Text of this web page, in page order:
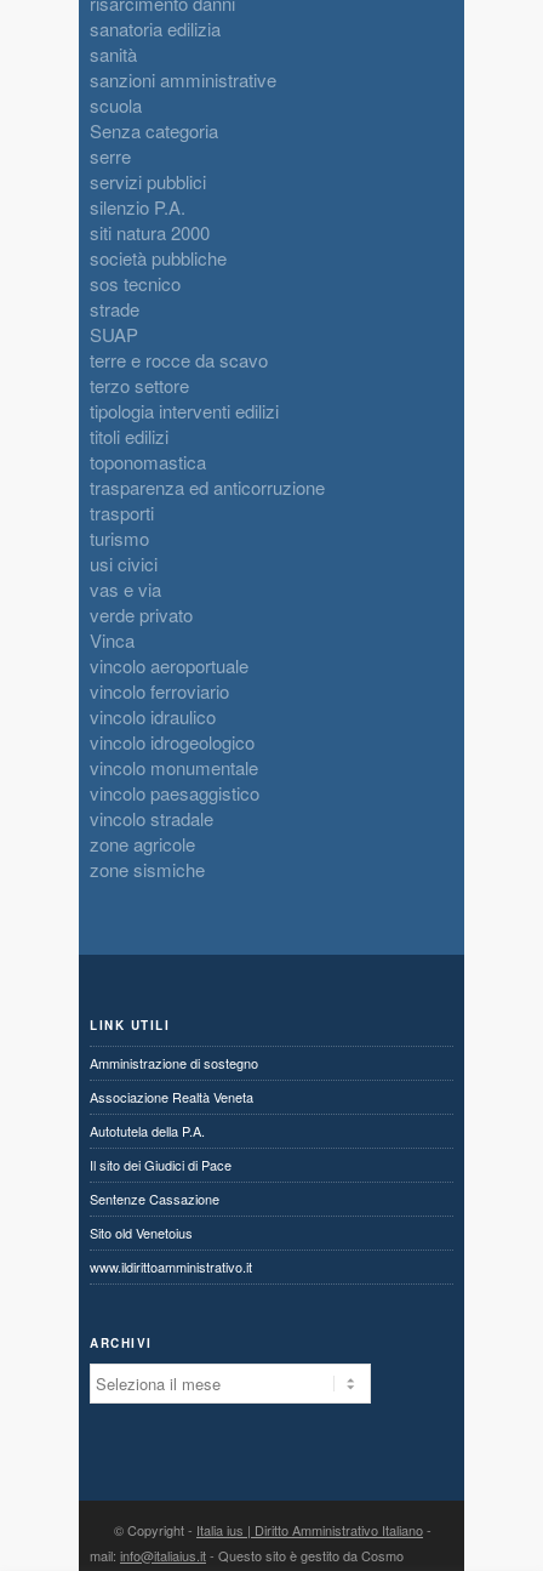
sanatoria edilizia
sanità
sanzioni amministrative
scuola
Senza categoria
serre
servizi pubblici
silenzio P.A.
siti natura 2000
società pubbliche
sos tecnico
strade
SUAP
terre e rocce da scavo
terzo settore
tipologia interventi edilizi
titoli edilizi
toponomastica
trasparenza ed anticorruzione
trasporti
turismo
usi civici
vas e via
verde privato
Vinca
vincolo aeroportuale
vincolo ferroviario
vincolo idraulico
vincolo idrogeologico
vincolo monumentale
vincolo paesaggistico
vincolo stradale
zone agricole
zone sismiche
LINK UTILI
Amministrazione di sostegno
Associazione Realtà Veneta
Autotutela della P.A.
Il sito dei Giudici di Pace
Sentenze Cassazione
Sito old Venetoius
www.ildirittoamministrativo.it
ARCHIVI
Archivi
© Copyright - Italia ius | Diritto Amministrativo Italiano-
mail: info@italiaius.it- Questo sito è gestito da Cosmo